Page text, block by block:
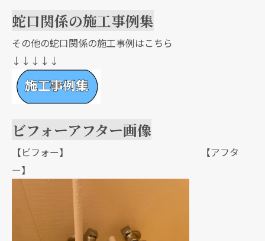
蛇口関係の施工事例集
その他の蛇口関係の施工事例はこちら
↓↓↓↓↓
ビフォーアフター画像
【ビフォー】 【アフタ
ー】